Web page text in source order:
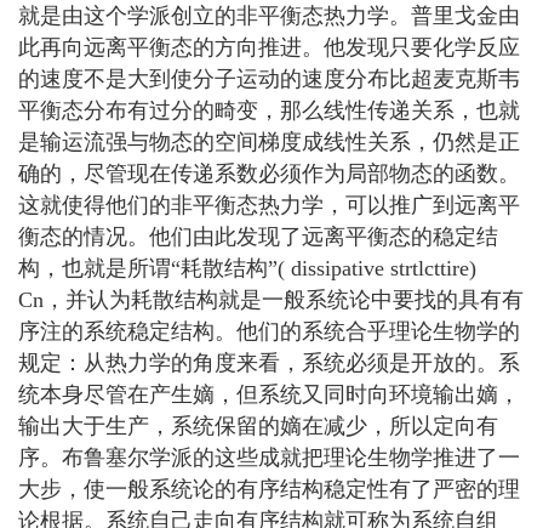
就是由这个学派创立的非平衡态热力学。普里戈金由
此再向远离平衡态的方向推进。他发现只要化学反应
的速度不是大到使分子运动的速度分布比超麦克斯韦
平衡态分布有过分的畸变，那么线性传递关系，也就
是输运流强与物态的空间梯度成线性关系，仍然是正
确的，尽管现在传递系数必须作为局部物态的函数。
这就使得他们的非平衡态热力学，可以推广到远离平
衡态的情况。他们由此发现了远离平衡态的稳定结
构，也就是所谓“耗散结构”( dissipative strtlcttire)
Cn，并认为耗散结构就是一般系统论中要找的具有有
序注的系统稳定结构。他们的系统合乎理论生物学的
规定：从热力学的角度来看，系统必须是开放的。系
统本身尽管在产生嫡，但系统又同时向环境输出嫡，
输出大于生产，系统保留的嫡在减少，所以定向有
序。布鲁塞尔学派的这些成就把理论生物学推进了一
大步，使一般系统论的有序结构稳定性有了严密的理
论根据。系统自己走向有序结构就可称为系统自组